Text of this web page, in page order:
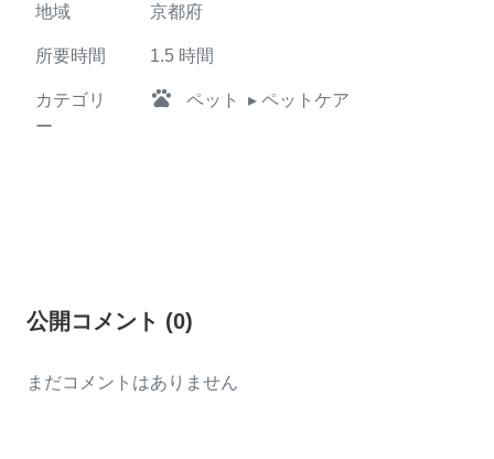
地域 京都府
所要時間 1.5 時間
カテゴリ
ー
pets ペット ▸ ペットケア
公開コメント (0)
まだコメントはありません